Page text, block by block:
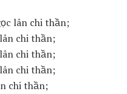
lân chi thần;
chi thần;
chi thần;
chi thần;
chi thần;